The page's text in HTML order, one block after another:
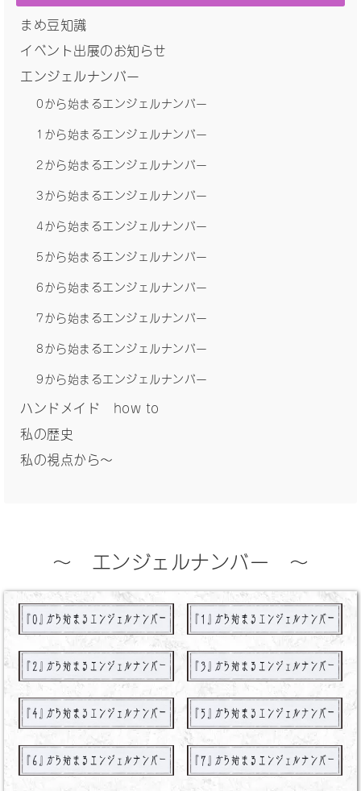
ブ
まめ豆知識
イベント出展のお知らせ
エンジェルナンバー
0から始まるエンジェルナンバー
1から始まるエンジェルナンバー
2から始まるエンジェルナンバー
3から始まるエンジェルナンバー
4から始まるエンジェルナンバー
5から始まるエンジェルナンバー
6から始まるエンジェルナンバー
7から始まるエンジェルナンバー
8から始まるエンジェルナンバー
9から始まるエンジェルナンバー
ハンドメイド how to
私の歴史
私の視点から〜
〜 エンジェルナンバー 〜